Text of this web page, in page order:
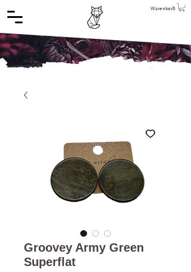
Warenkorb
Groovey Army Green
Superflat